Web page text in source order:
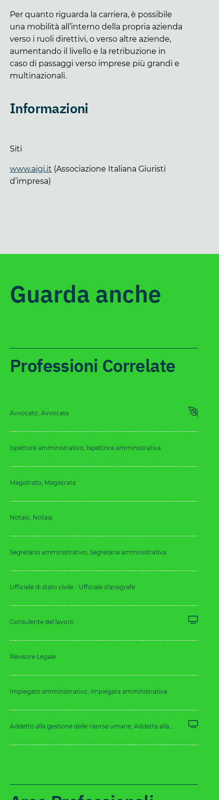
Per quanto riguarda la carriera, è possibile
una mobilità all’interno della propria azienda
verso i ruoli direttivi, o verso altre aziende,
aumentando il livello e la retribuzione in
caso di passaggi verso imprese più grandi e
multinazionali.
Informazioni
Siti
www.aigi.it (Associazione Italiana Giuristi
d’impresa)
Guarda anche
Professioni Correlate
Avvocato, Avvocata
Ispettore amministrativo, Ispettrice amministrativa
Magistrato, Magistrata
Notaio, Notaia
Segretario amministrativo, Segretaria amministrativa
Ufficiale di stato civile - Ufficiale d'anagrafe
Consulente del lavoro
Revisore Legale
Impiegato amministrativo, Impiegata amministrativa
Addetto alla gestione delle risorse umane, Addetta alla